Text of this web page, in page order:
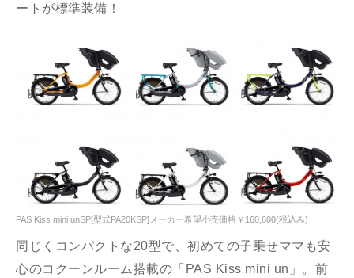
ートが標準装備！
PAS Kiss mini unSP[型式PA20KSP]メーカー希望小売価格￥160,600(税込み)
同じくコンパクトな20型で、初めての子乗せママも安
心のコクーンルーム搭載の「PAS Kiss mini un」。前